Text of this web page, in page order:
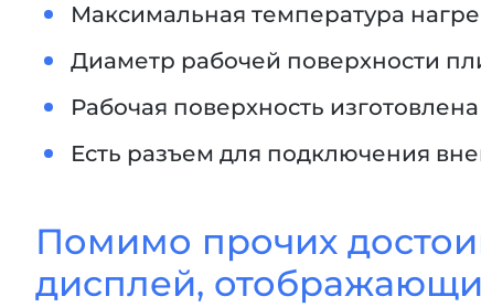
Максимальная температура
Диаметр рабочей поверхности
Рабочая поверхность
Есть разъем для подключения
Помимо прочих
дисплей,